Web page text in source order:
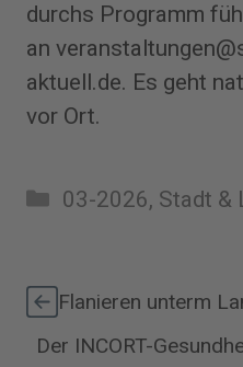
durchs Programm
an
aktuell.de. Es geht
vor Ort.
Kategorien
03-2026, Stadt &
Flanieren unterm
Der INCORT-